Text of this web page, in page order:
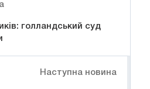
голландський суд
Наступна новина